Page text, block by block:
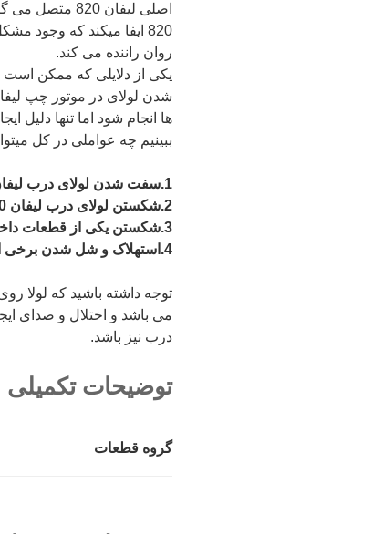
اصلی لیفان
820 ایفا میکند که
روان راننده می کند.
یکی از دلایلی که ممکن
ها انجام شود اما تنها
ببینیم چه عواملی در کل
1.سفت شدن لولای درب لیفان 820
2.شکستن لولای درب لیفان 820
3.شکستن یکی از قطعات داخلی درب لیفان 820
4.استهلاک و شل شدن برخی از قطعات داخلی لیفان 820
می باشد و اختلال و صدای
درب نیز باشد.
توضیحات تکمیلی
گروه قطعات